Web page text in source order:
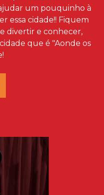
um pouquinho à
essa cidade!! Fiquem
divertir e conhecer,
que é "Aonde os